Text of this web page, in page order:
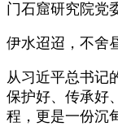
门石窟研究院党
伊水迢迢，不舍
从习近平总书记
保护好、传承好
程，更是一份沉